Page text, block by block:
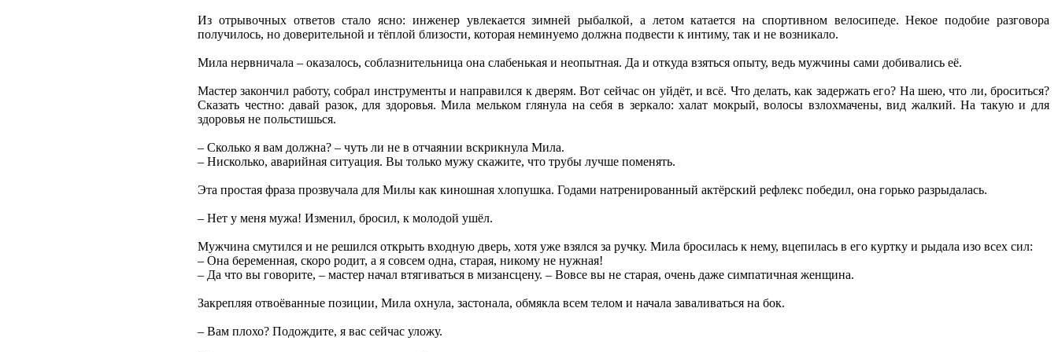
Из отрывочных ответов стало ясно: инженер увлекается зимней рыбалкой, а летом катается на спортивном велосипеде. Некое подобие разговора
получилось, но доверительной и тёплой близости, которая неминуемо должна подвести к интиму, так и не возникало.
Мила нервничала – оказалось, соблазнительница она слабенькая и неопытная. Да и откуда взяться опыту, ведь мужчины сами добивались её.
Мастер закончил работу, собрал инструменты и направился к дверям. Вот сейчас он уйдёт, и всё. Что делать, как задержать его? На шею, что ли, броситься?
Сказать честно: давай разок, для здоровья. Мила мельком глянула на себя в зеркало: халат мокрый, волосы взлохмачены, вид жалкий. На такую и для
здоровья не польстишься.
– Сколько я вам должна? – чуть ли не в отчаянии вскрикнула Мила.
– Нисколько, аварийная ситуация. Вы только мужу скажите, что трубы лучше поменять.
Эта простая фраза прозвучала для Милы как киношная хлопушка. Годами натренированный актёрский рефлекс победил, она горько разрыдалась.
– Нет у меня мужа! Изменил, бросил, к молодой ушёл.
Мужчина смутился и не решился открыть входную дверь, хотя уже взялся за ручку. Мила бросилась к нему, вцепилась в его куртку и рыдала изо всех сил:
– Она беременная, скоро родит, а я совсем одна, старая, никому не нужная!
– Да что вы говорите, – мастер начал втягиваться в мизансцену. – Вовсе вы не старая, очень даже симпатичная женщина.
Закрепляя отвоёванные позиции, Мила охнула, застонала, обмякла всем телом и начала заваливаться на бок.
– Вам плохо? Подождите, я вас сейчас уложу.